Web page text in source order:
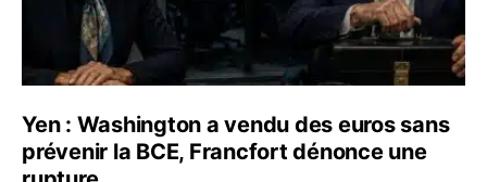
Yen : Washington a vendu des euros sans
prévenir la BCE, Francfort dénonce une